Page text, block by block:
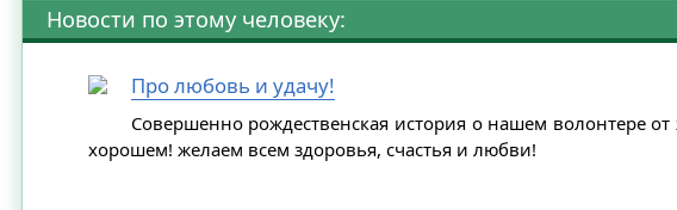
Новости по этому человеку:
Про любовь и удачу!
Совершенно рождественская история о нашем волонтере
хорошем! желаем всем здоровья, счастья и любви!